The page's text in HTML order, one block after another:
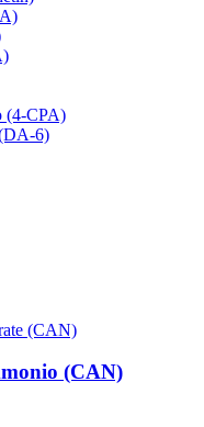
(4-CPA)
6)
(CAN)